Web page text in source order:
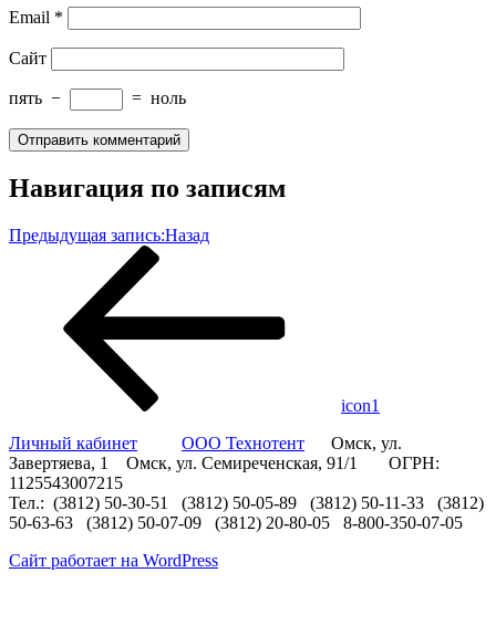
Email *
Сайт
пять − = ноль
Навигация по записям
Предыдущая запись:Назад
icon1
Личный кабинет
ООО Технотент Омск, ул.
Завертяева, 1 Омск, ул. Семиреченская, 91/1 ОГРН:
1125543007215
Тел.: (3812) 50-30-51 (3812) 50-05-89 (3812) 50-11-33 (3812)
50-63-63 (3812) 50-07-09 (3812) 20-80-05 8-800-350-07-05
Сайт работает на WordPress